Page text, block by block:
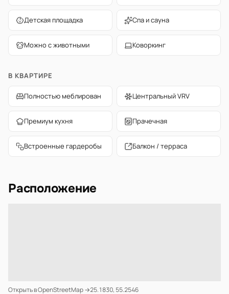
Детская площадка Спа и сауна
Можно с животными Коворкинг
В КВАРТИРЕ
Полностью меблирован Центральный VRV
Премиум кухня Прачечная
Встроенные гардеробы Балкон / терраса
Расположение
Открыть в OpenStreetMap →25.1830, 55.2546